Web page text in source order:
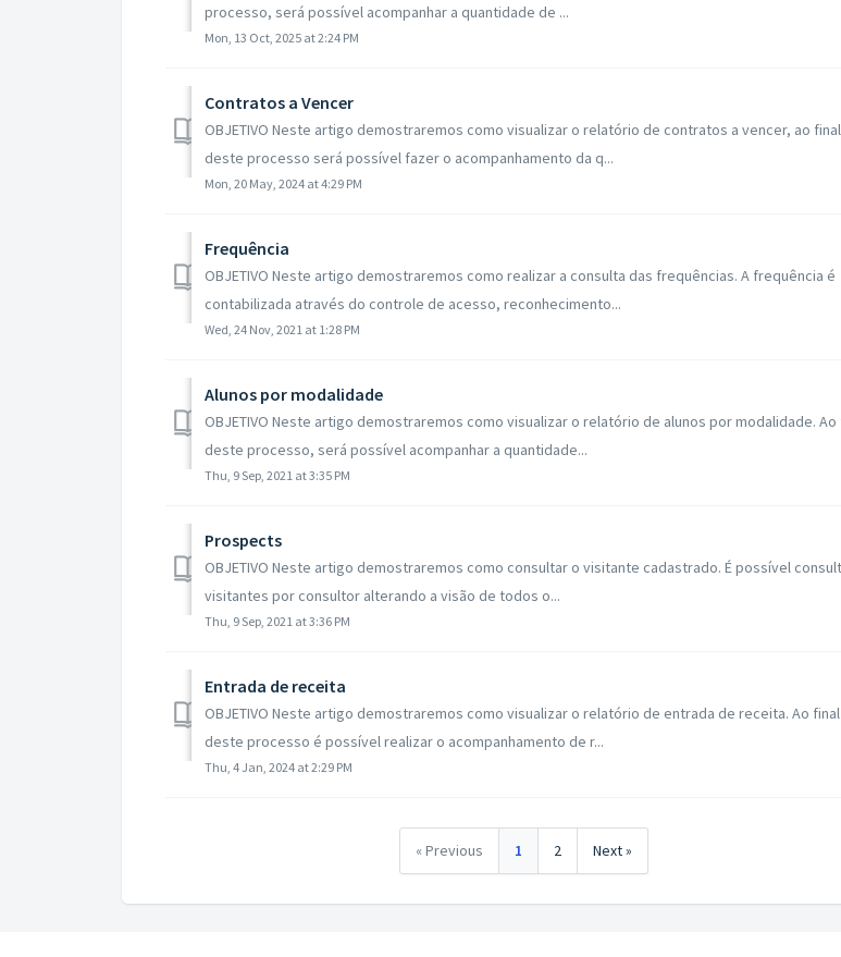
processo, será possível acompanhar a quantidade de ...
Mon, 13 Oct, 2025 at 2:24 PM
Contratos a Vencer
OBJETIVO Neste artigo demostraremos como visualizar o relatório de contratos a vencer, ao final
deste processo será possível fazer o acompanhamento da q...
Mon, 20 May, 2024 at 4:29 PM
Frequência
OBJETIVO Neste artigo demostraremos como realizar a consulta das frequências. A frequência é
contabilizada através do controle de acesso, reconhecimento...
Wed, 24 Nov, 2021 at 1:28 PM
Alunos por modalidade
OBJETIVO Neste artigo demostraremos como visualizar o relatório de alunos por modalidade. Ao
deste processo, será possível acompanhar a quantidade...
Thu, 9 Sep, 2021 at 3:35 PM
Prospects
OBJETIVO Neste artigo demostraremos como consultar o visitante cadastrado. É possível
visitantes por consultor alterando a visão de todos o...
Thu, 9 Sep, 2021 at 3:36 PM
Entrada de receita
OBJETIVO Neste artigo demostraremos como visualizar o relatório de entrada de receita. Ao final
deste processo é possível realizar o acompanhamento de r...
Thu, 4 Jan, 2024 at 2:29 PM
« Previous 1 2 Next »